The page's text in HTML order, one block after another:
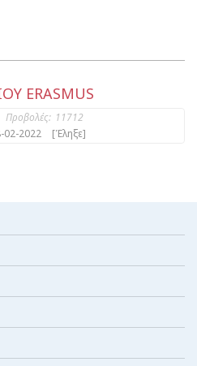
ERASMUS
Προβολές: 11712
02-2022 [Έληξε]